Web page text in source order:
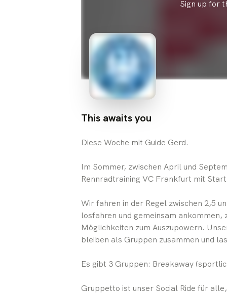
Sign up for
This awaits you
Diese Woche mit Guide Gerd.
Im Sommer, zwischen April und
Rennradtraining VC Frankfurt mit
Wir fahren in der Regel zwischen 2,5
losfahren und gemeinsam
Möglichkeiten zum Auszupowern.
bleiben als Gruppen zusammen und
Es gibt 3 Gruppen: Breakaway
Gruppetto ist unser Social Ride für